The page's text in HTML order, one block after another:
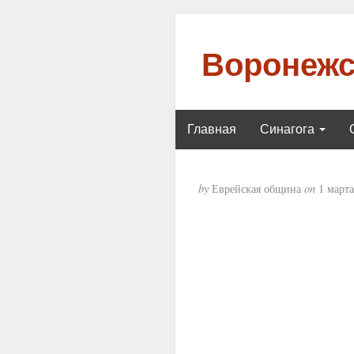
Главная Синагога
byЕврейская община on1